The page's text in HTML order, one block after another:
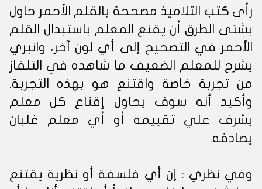
رأى كتب التلاميذ مصححة بالقلم الأحمر حاول
بشتى الطرق أن يقنع المعلم باستبدال القلم
الأحمر في التصحيح إلى أي لون آخر، وانبري
يشرح للمعلم الضعيف ما شاهده في التلفاز
من تجربة خاصة واقتنع هو بهذه التجربة.
وأكيد أنه سوف يحاول إقناع كل معلم
يشرف علي تقييمه أو أي معلم غلبان
يصادفه.
وفي نظري : إن أي فلسفة أو نظرية يقتنع